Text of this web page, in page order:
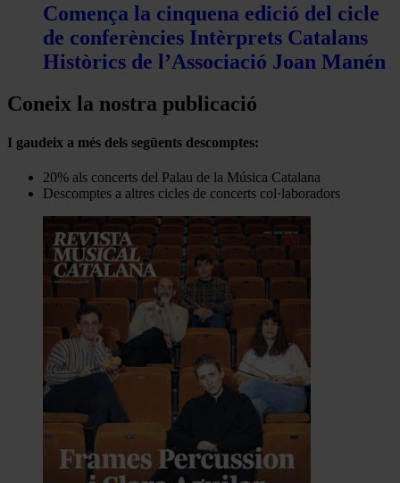
Comença la cinquena edició del cicle
de conferències Intèrprets Catalans
Històrics de l’Associació Joan Manén
Coneix la nostra publicació
I gaudeix a més dels següents descomptes:
20% als concerts del Palau de la Música Catalana
Descomptes a altres cicles de concerts col·laboradors